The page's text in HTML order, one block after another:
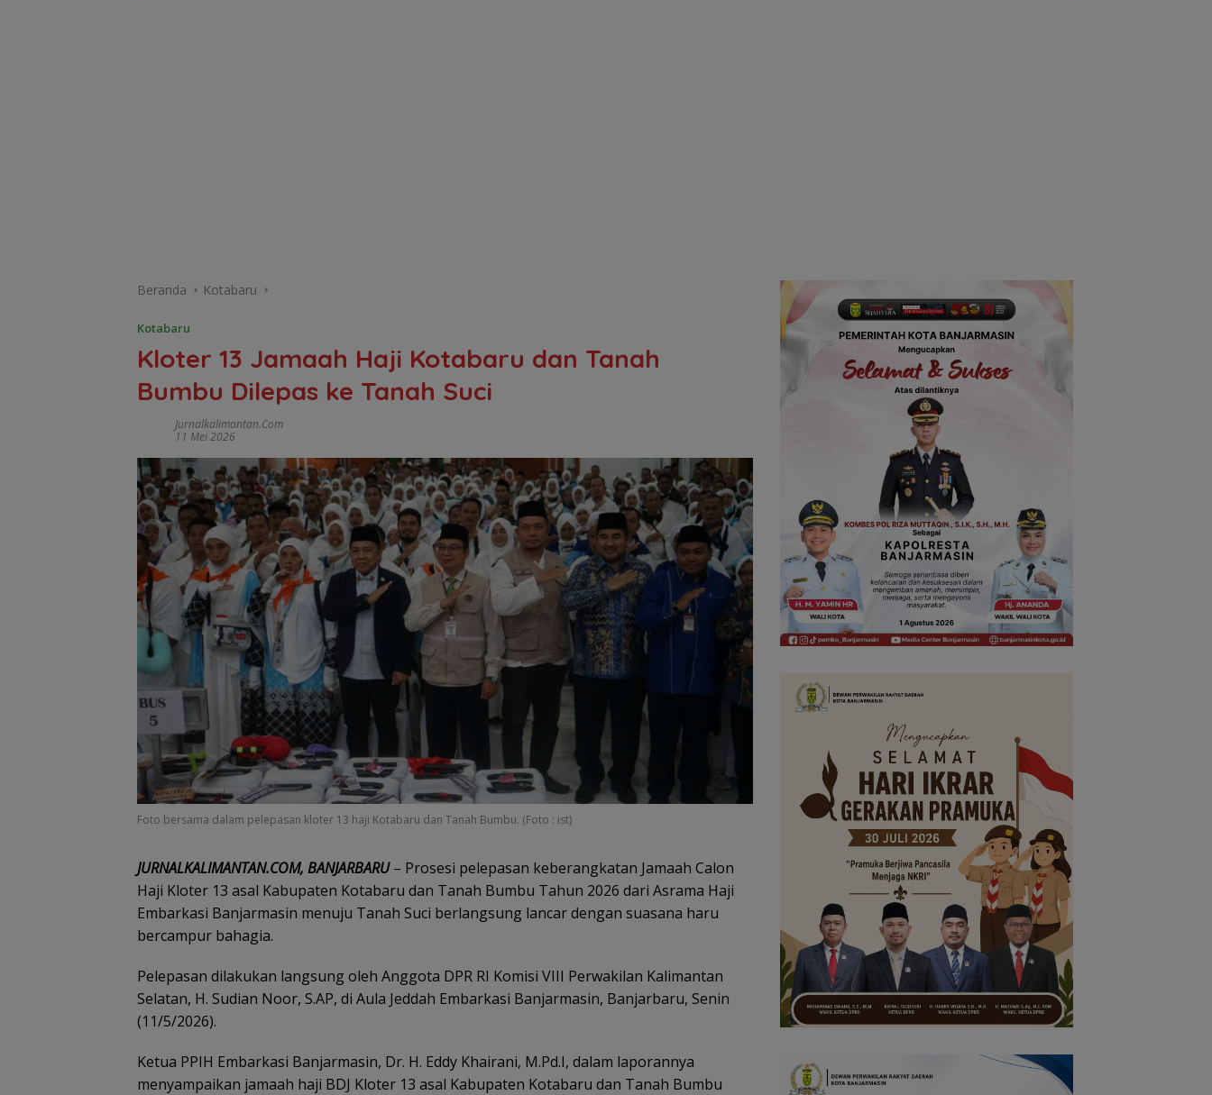
Beranda Kotabaru
Kotabaru
Kloter 13 Jamaah Haji Kotabaru dan Tanah
Bumbu Dilepas ke Tanah Suci
Jurnalkalimantan.com
11 Mei 2026
Foto bersama dalam pelepasan kloter 13 haji Kotabaru dan Tanah Bumbu. (Foto : ist)
JURNALKALIMANTAN.COM, BANJARBARU– Prosesi pelepasan keberangkatan Jamaah Calon
Haji Kloter 13 asal Kabupaten Kotabaru dan Tanah Bumbu Tahun 2026 dari Asrama Haji
Embarkasi Banjarmasin menuju Tanah Suci berlangsung lancar dengan suasana haru
bercampur bahagia.
Pelepasan dilakukan langsung oleh Anggota DPR RI Komisi VIII Perwakilan Kalimantan
Selatan, H. Sudian Noor, S.AP, di Aula Jeddah Embarkasi Banjarmasin, Banjarbaru, Senin
(11/5/2026).
Ketua PPIH Embarkasi Banjarmasin, Dr. H. Eddy Khairani, M.Pd.I, dalam laporannya
menyampaikan jamaah haji BDJ Kloter 13 asal Kabupaten Kotabaru dan Tanah Bumbu